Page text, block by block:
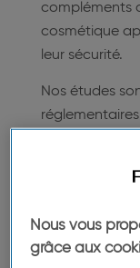
compléments
cosmétique
leur sécurité.
Nos études
En participant
compléter
donnent droit
fonction des
Nous vous
grâce aux